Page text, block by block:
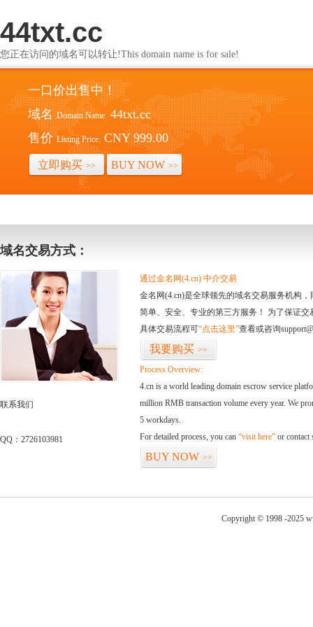
44txt.cc
您正在访问的域名可以转让!This domain name is for sale!
一口价出售中！
域名 Domain Name: 44txt.cc
售价 Listing Price: CNY 999.00
立即购买 >> BUY NOW >>
域名交易方式：
联系我们
QQ：2726103981
通过金名网(4.cn) 中介交易
金名网(4.cn)是全球领先的域名交易服务机构
简单、安全、专业的第三方服务！ 为了保证
具体交易流程可“点击这里”查看或咨询
我要购买 >>
Process Overview:
4.cn is a world leading domain escrow service
million RMB transaction volume every year. We
5 workdays.
For detailed process, you can “visit here” or contact
BUY NOW >>
Copyright © 1998 -2025